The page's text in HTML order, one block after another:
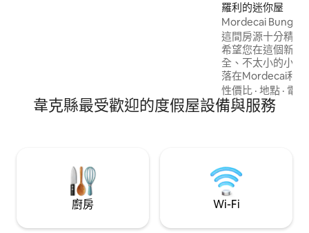
羅利的迷你屋
Mordecai
勝地
這間房源十分精美
希望您在這個新建
全、不太小的小房源玩
落在Mordecai和
區之間，位於一個
的所有地方。 從房源步行即可抵達
Oakwood狗公園
性價比 ·地點 · 電視
韋克縣最受歡迎的度假屋設備與服務
廚房 Wi-Fi